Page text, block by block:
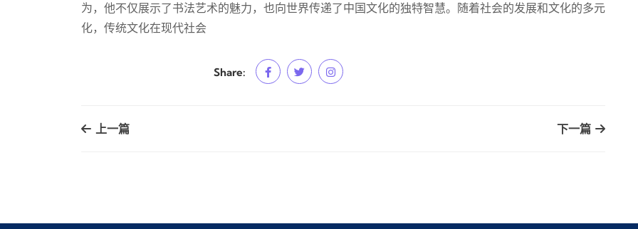
为，他不仅展示了书法艺术的魅力，也向世界传递了中国文化的独特智慧。随着社会的发展和文化的多元
化，传统文化在现代社会
Share:
上一篇 下一篇